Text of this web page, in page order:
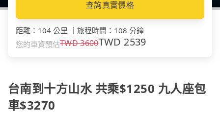
查詢真實價格
距離 ： 104 公里 旅程時間 ： 108 分鐘
您的車資預估TWD3600TWD 2539
台南到十方山水 共乘$1250 九人座包
車$3270